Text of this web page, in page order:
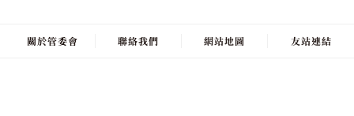
關於管委會 聯絡我們 網站地圖 友站連結